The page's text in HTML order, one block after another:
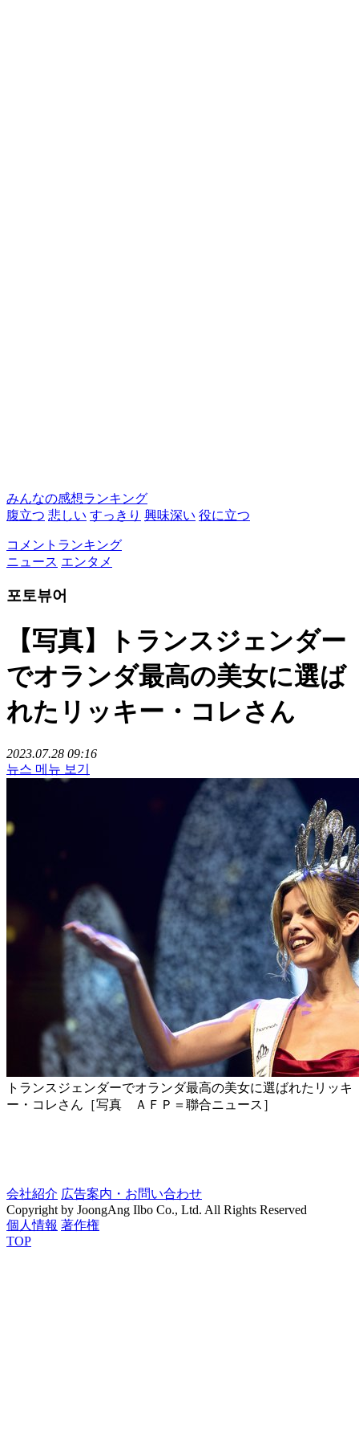
みんなの感想ランキング
腹立つ 悲しい すっきり 興味深い 役に立つ
コメントランキング
ニュース エンタメ
포토뷰어
【写真】トランスジェンダー
でオランダ最高の美女に選ば
れたリッキー・コレさん
2023.07.28 09:16
뉴스 메뉴 보기
トランスジェンダーでオランダ最高の美女に選ばれたリッキ
ー・コレさん［写真 ＡＦＰ＝聯合ニュース］
会社紹介 広告案内・お問い合わせ
Copyright by JoongAng Ilbo Co., Ltd. All Rights Reserved
個人情報 著作権
TOP